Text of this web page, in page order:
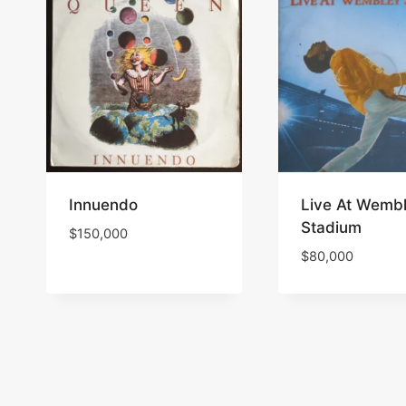
Innuendo
$150,000
Live At
Stadium
$80,000